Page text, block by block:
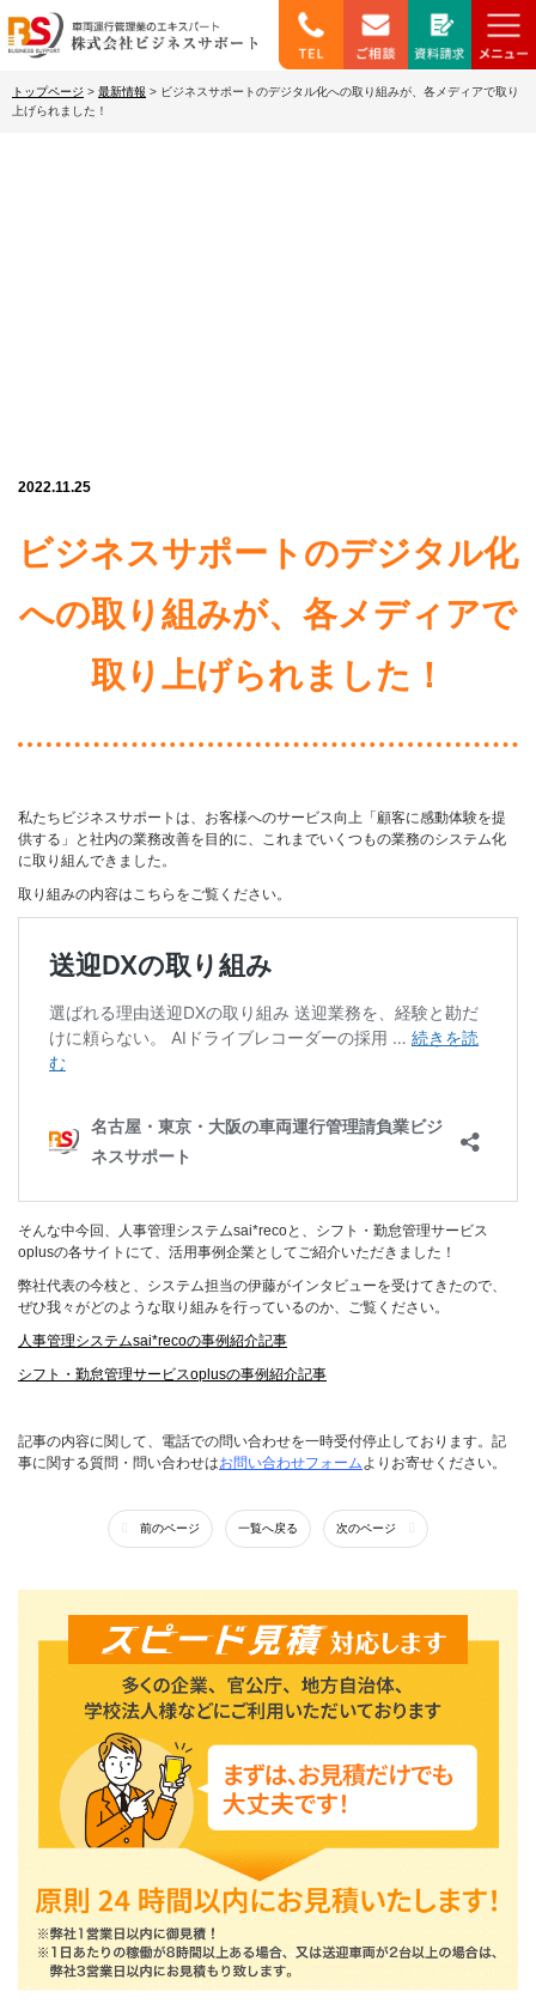
トップページ > 最新情報 > ビジネスサポートのデジタル化への取り組みが、各メディアで取り
上げられました！
2022.11.25
ビジネスサポートのデジタル化
への取り組みが、各メディアで
取り上げられました！
私たちビジネスサポートは、お客様へのサービス向上「顧客に感動体験を提
供する」と社内の業務改善を目的に、これまでいくつもの業務のシステム化
に取り組んできました。
取り組みの内容はこちらをご覧ください。
そんな中今回、人事管理システムsai*recoと、シフト・勤怠管理サービス
oplusの各サイトにて、活用事例企業としてご紹介いただきました！
弊社代表の今枝と、システム担当の伊藤がインタビューを受けてきたので、
ぜひ我々がどのような取り組みを行っているのか、ご覧ください。
人事管理システムsai*recoの事例紹介記事
シフト・勤怠管理サービスoplusの事例紹介記事
記事の内容に関して、電話での問い合わせを一時受付停止しております。記
事に関する質問・問い合わせはお問い合わせフォーム よりお寄せください。
前のページ 一覧へ戻る 次のページ